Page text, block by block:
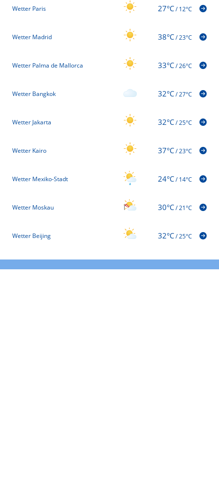
Wetter Paris 27°C/12°C
Wetter Madrid 38°C/23°C
Wetter Palma de Mallorca 33°C/26°C
Wetter Bangkok 32°C/27°C
Wetter Jakarta 32°C/25°C
Wetter Kairo 37°C/23°C
Wetter Mexiko-Stadt 24°C/14°C
Wetter Moskau 30°C/21°C
Wetter Beijing 32°C/25°C